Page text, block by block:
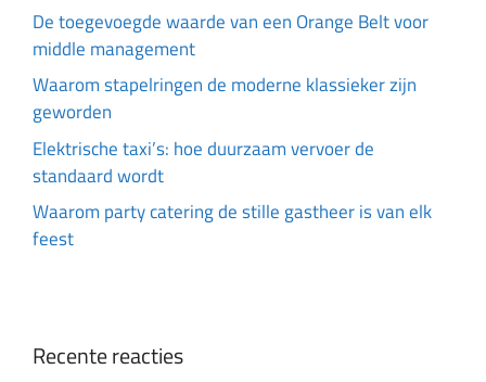
De toegevoegde waarde van een Orange Belt voor
middle management
Waarom stapelringen de moderne klassieker zijn
geworden
Elektrische taxi’s: hoe duurzaam vervoer de
standaard wordt
Waarom party catering de stille gastheer is van elk
feest
Recente reacties